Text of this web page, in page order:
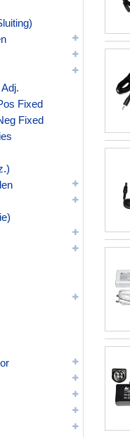
Fixed
Fixed